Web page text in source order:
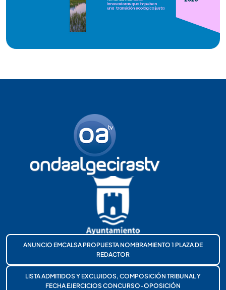
ANUNCIO EMCALSA PROPUESTA NOMBRAMIENTO 1 PLAZA DE
REDACTOR
LISTA ADMITIDOS Y EXCLUIDOS, COMPOSICIÓN TRIBUNAL Y
FECHA EJERCICIOS CONCURSO-OPOSICIÓN